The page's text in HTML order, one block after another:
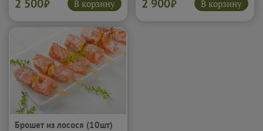
2 500₽ В корзину 2 900₽ В корзину
Брошет из лосося (10шт)